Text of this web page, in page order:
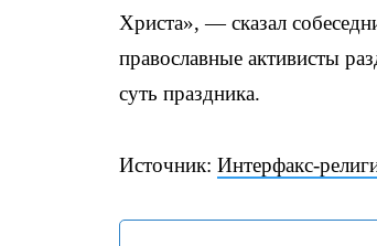
Христа», — сказал
православные активисты
суть праздника.
Источник: Интерфакс-